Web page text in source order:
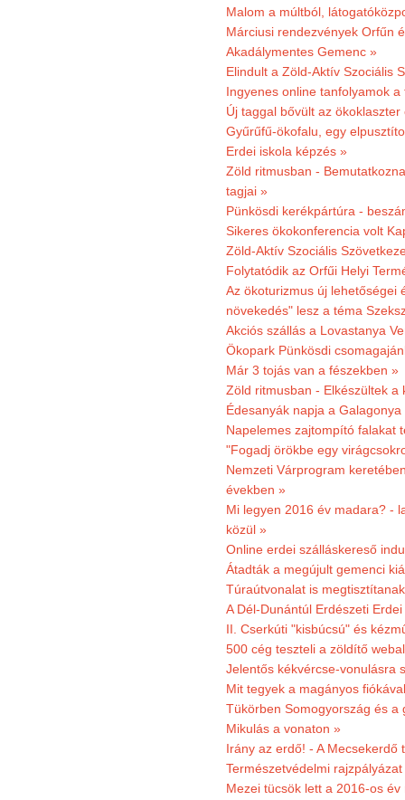
Malom a múltból,
Márciusi rendezvények Orfűn
Akadálymentes Gemenc »
Elindult a Zöld-Aktív Szociális
Ingyenes online tanfolyamok
Új taggal bővült az ökoklaszter
Gyűrűfű-ökofalu, egy
Erdei iskola képzés »
Zöld ritmusban -
tagjai »
Pünkösdi kerékpártúra -
Sikeres ökokonferencia volt
Zöld-Aktív Szociális
Folytatódik az Orfűi Helyi
Az ökoturizmus új lehetőségei
növekedés" lesz a téma
Akciós szállás a Lovastanya
Ökopark Pünkösdi
Már 3 tojás van a fészekben »
Zöld ritmusban - Elkészültek
Édesanyák napja a
Napelemes zajtompító falakat
"Fogadj örökbe egy
Nemzeti Várprogram
években »
Mi legyen 2016 év madara? -
közül »
Online erdei szálláskereső
Átadták a megújult gemenci
Túraútvonalat is
A Dél-Dunántúl Erdészeti
II. Cserkúti "kisbúcsú" és
500 cég teszteli a zöldítő
Jelentős kékvércse-vonulásra
Mit tegyek a magányos
Tükörben Somogyország és a
Mikulás a vonaton »
Irány az erdő! - A
Természetvédelmi
Mezei tücsök lett a 2016-os év